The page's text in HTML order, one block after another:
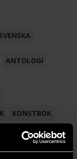
SVENSKA
ANTOLOGI
KONSTBOK
NOVELL